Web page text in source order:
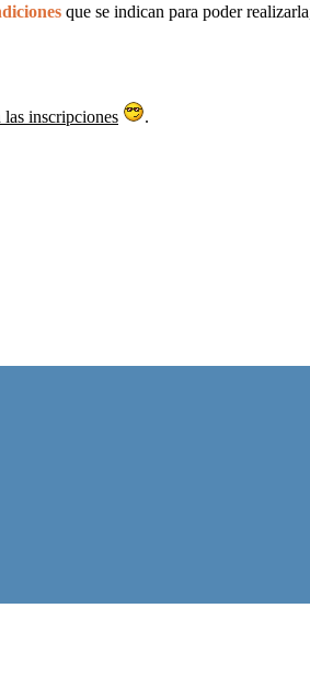
que se indican para poder
las inscripciones
.